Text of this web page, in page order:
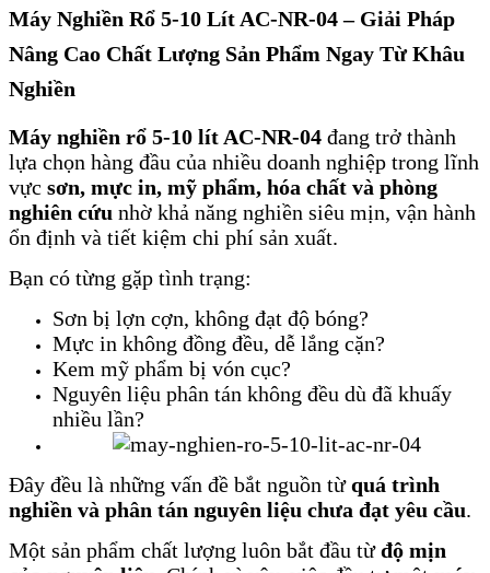
Máy Nghiền Rổ 5-10 Lít AC-NR-04 – Giải Pháp
Nâng Cao Chất Lượng Sản Phẩm Ngay Từ Khâu
Nghiền
Máy nghiền rổ 5-10 lít AC-NR-04 đang trở thành
lựa chọn hàng đầu của nhiều doanh nghiệp trong lĩnh
vực sơn, mực in, mỹ phẩm, hóa chất và phòng
nghiên cứu nhờ khả năng nghiền siêu mịn, vận hành
ổn định và tiết kiệm chi phí sản xuất.
Bạn có từng gặp tình trạng:
Sơn bị lợn cợn, không đạt độ bóng?
Mực in không đồng đều, dễ lắng cặn?
Kem mỹ phẩm bị vón cục?
Nguyên liệu phân tán không đều dù đã khuấy
nhiều lần?
Đây đều là những vấn đề bắt nguồn từquá trình
nghiền và phân tán nguyên liệu chưa đạt yêu cầu.
Một sản phẩm chất lượng luôn bắt đầu từđộ mịn